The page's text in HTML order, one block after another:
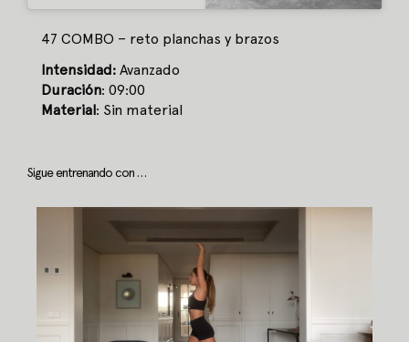
47 COMBO – reto planchas y brazos
Intensidad: Avanzado
Duración: 09:00
Material: Sin material
Sigue entrenando con …